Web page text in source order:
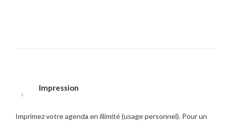
Impression
Imprimez votre agenda en illimité (usage personnel). Pour un